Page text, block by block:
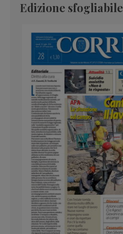
Edizione sfogliabile